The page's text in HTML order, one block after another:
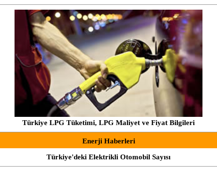
Türkiye LPG Tüketimi, LPG Maliyet ve Fiyat Bilgileri
Enerji Haberleri
Türkiye'deki Elektrikli Otomobil Sayısı